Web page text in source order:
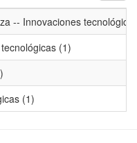
-- Innovaciones
(1)
(1)